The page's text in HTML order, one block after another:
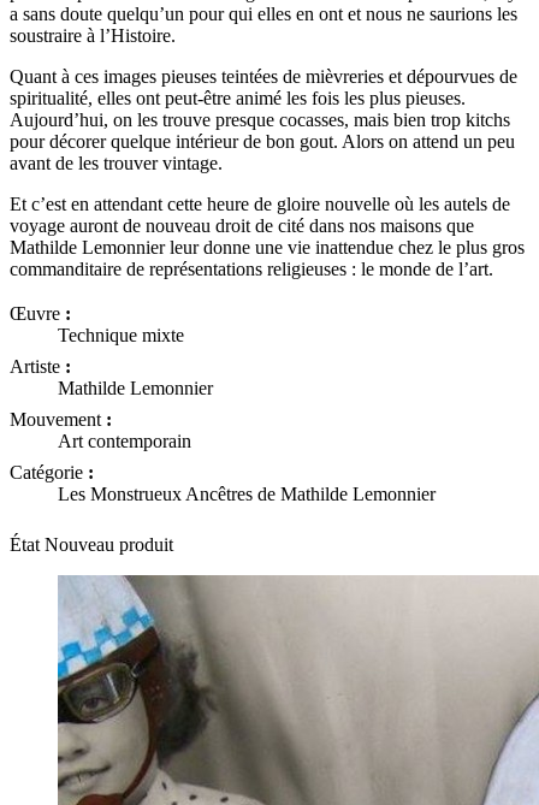
a sans doute quelqu’un pour qui elles en ont et nous ne saurions les
soustraire à l’Histoire.
Quant à ces images pieuses teintées de mièvreries et dépourvues de
spiritualité, elles ont peut-être animé les fois les plus pieuses.
Aujourd’hui, on les trouve presque cocasses, mais bien trop kitchs
pour décorer quelque intérieur de bon gout. Alors on attend un peu
avant de les trouver vintage.
Et c’est en attendant cette heure de gloire nouvelle où les autels de
voyage auront de nouveau droit de cité dans nos maisons que
Mathilde Lemonnier leur donne une vie inattendue chez le plus gros
commanditaire de représentations religieuses : le monde de l’art.
Œuvre :
Technique mixte
Artiste :
Mathilde Lemonnier
Mouvement :
Art contemporain
Catégorie :
Les Monstrueux Ancêtres de Mathilde Lemonnier
État Nouveau produit